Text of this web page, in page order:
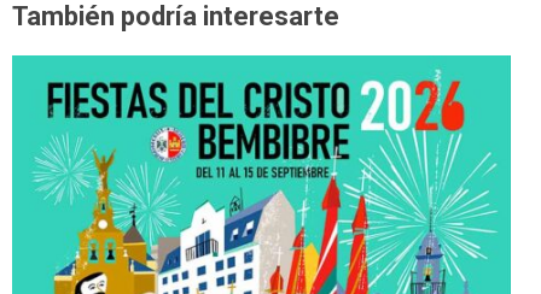
También podría interesarte